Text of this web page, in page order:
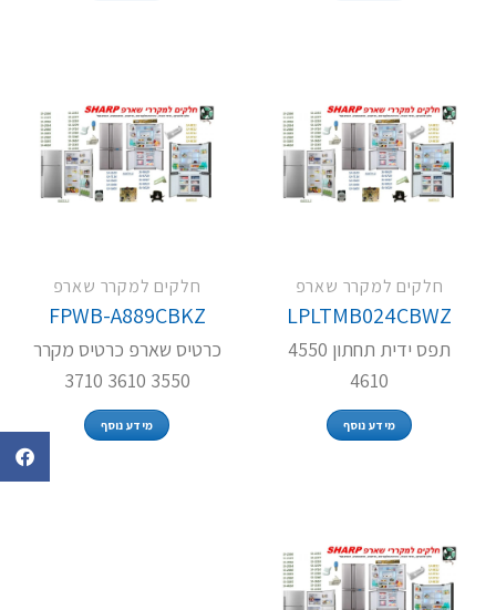
חלקים למקרר שארפ
LPLTMB024CBWZ
תפס ידית תחתון 4550
4610
מידע נוסף
חלקים למקרר שארפ
FPWB-A889CBKZ
כרטיס שארפ כרטיס מקרר
3550 3610 3710
מידע נוסף